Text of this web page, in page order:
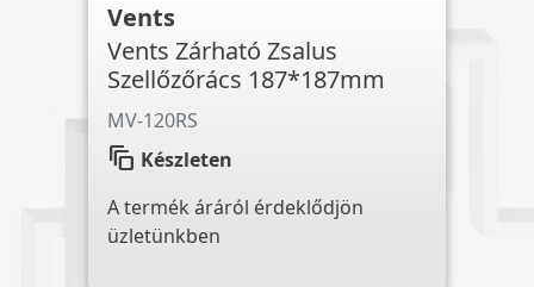
Vents
Vents Zárható Zsalus
Szellőzőrács 187*187mm
MV-120RS
auto_awesome_motion Készleten
A termék áráról érdeklődjön
üzletünkben